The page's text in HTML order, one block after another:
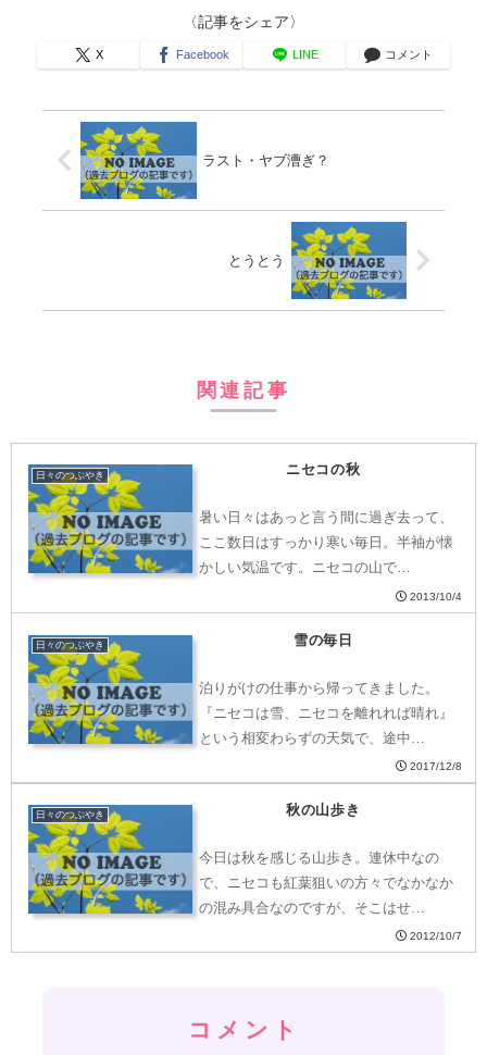
〈記事をシェア〉
X Facebook LINE コメント
ラスト・ヤブ漕ぎ？
とうとう
関連記事
日々のつぶやき ニセコの秋
暑い日々はあっと言う間に過ぎ去って、
ここ数日はすっかり寒い毎日。半袖が懐
かしい気温です。ニセコの山で…
2013/10/4
日々のつぶやき 雪の毎日
泊りがけの仕事から帰ってきました。
『ニセコは雪、ニセコを離れれば晴れ』
という相変わらずの天気で、途中…
2017/12/8
日々のつぶやき 秋の山歩き
今日は秋を感じる山歩き。連休中なの
で、ニセコも紅葉狙いの方々でなかなか
の混み具合なのですが、そこはせ…
2012/10/7
コメント